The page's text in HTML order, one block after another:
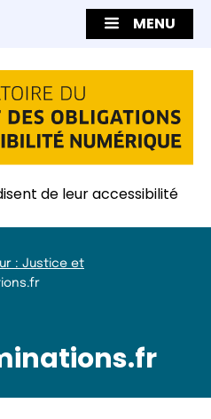
MENU
de leur accessibilité
: Justice et